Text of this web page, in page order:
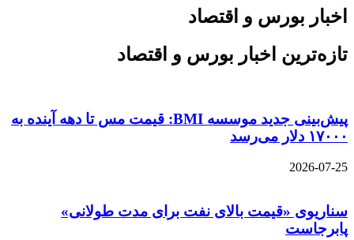
اخبار بورس و اقتصاد
تازه‌ترین اخبار بورس و اقتصاد
پیش‌بینی جدید موسسه BMI: قیمت مس تا دهه آینده به
۱۷۰۰۰ دلار می‌رسد
2026-07-25
سناریوی «قیمت بالای نفت برای مدت طولانی»
پابرجاست